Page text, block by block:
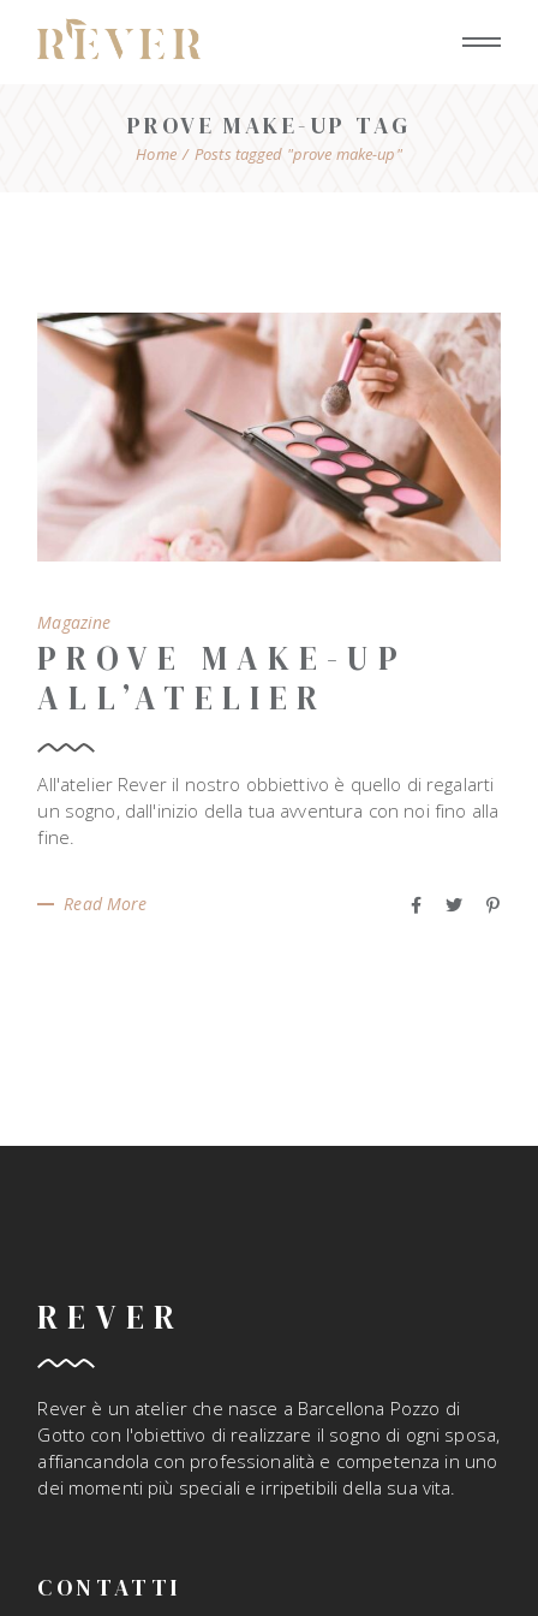
content
PROVE MAKE-UP TAG
Home Posts tagged "prove make-up"
Magazine
PROVE MAKE-UP
ALL’ATELIER
All'atelier Rever il nostro obbiettivo è quello di regalarti
un sogno, dall'inizio della tua avventura con noi fino alla
fine.
Read More
REVER
Rever è un atelier che nasce a Barcellona Pozzo di
Gotto con l'obiettivo di realizzare il sogno di ogni sposa,
affiancandola con professionalità e competenza in uno
dei momenti più speciali e irripetibili della sua vita.
CONTATTI